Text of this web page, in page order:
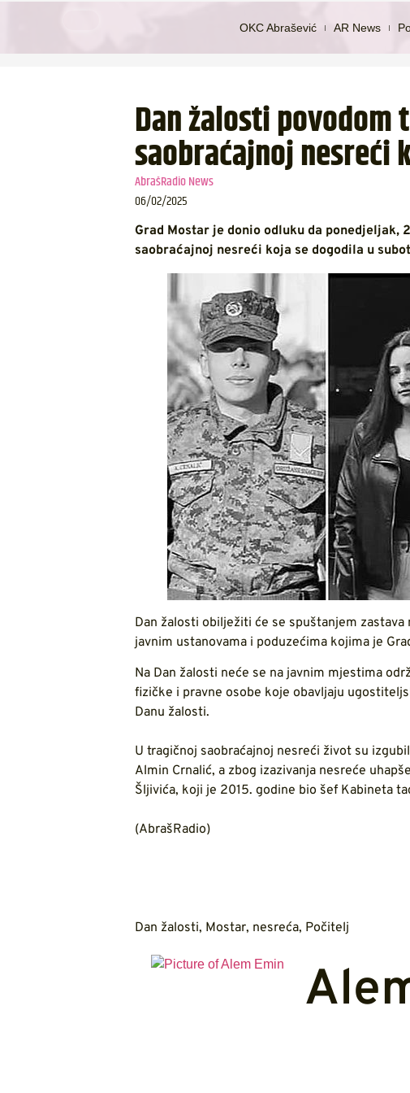
OKC Abrašević AR News
Dan žalosti
saobraćajnoj nesreći
AbrašRadio News
06/02/2025
Grad Mostar je donio odluku da
saobraćajnoj nesreći koja se dogodila u
Dan žalosti obilježiti će se spuštanjem zastava
javnim ustanovama i poduzećima kojima je
Na Dan žalosti neće se na javnim mjestima
fizičke i pravne osobe koje obavljaju
Danu žalosti.
U tragičnoj saobraćajnoj nesreći život su
Almin Crnalić, a zbog izazivanja nesreće
Šljivića, koji je 2015. godine bio šef Kabineta
(AbrašRadio)
Dan žalosti, Mostar, nesreća, Počitelj